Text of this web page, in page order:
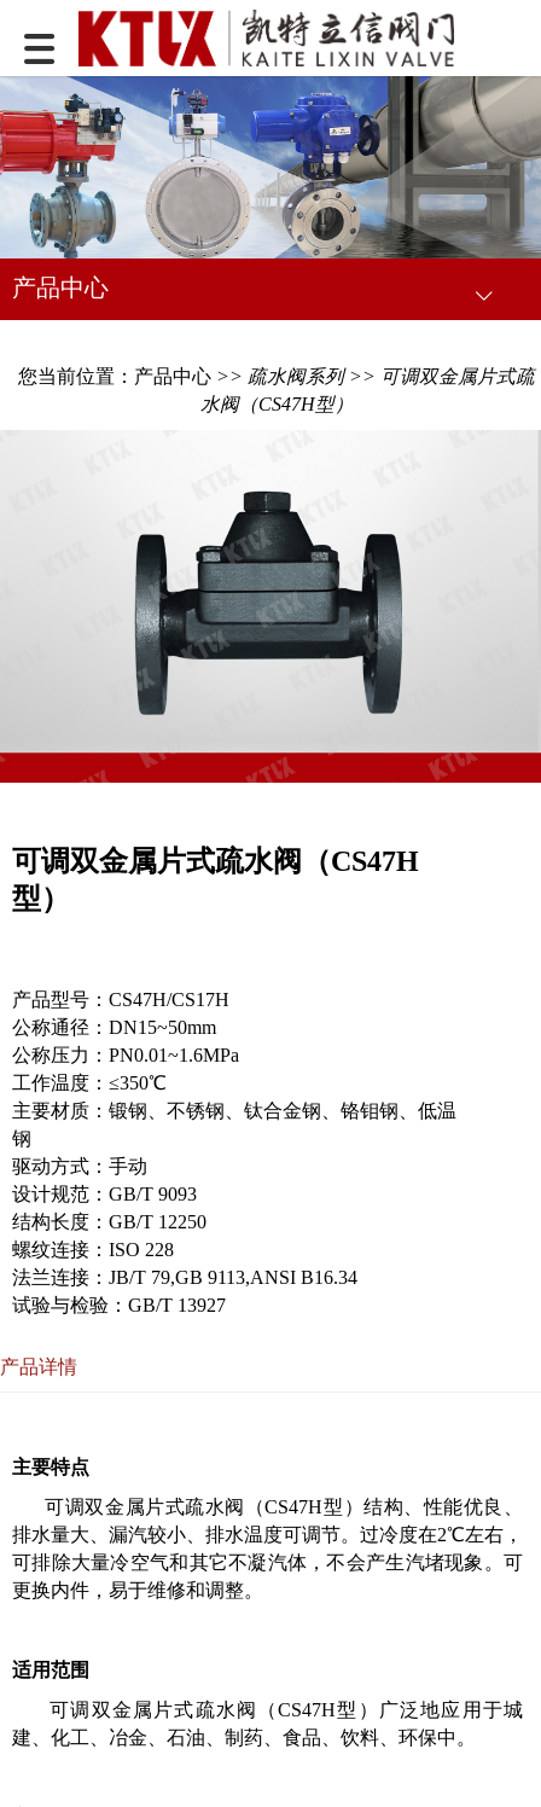
产品中心
您当前位置： 产品中心 >> 疏水阀系列>> 可调双金属片式疏
水阀（CS47H型）
可调双金属片式疏水阀（CS47H
型）
产品型号：CS47H/CS17H
公称通径：DN15~50mm
公称压力：PN0.01~1.6MPa
工作温度：≤350℃
主要材质：锻钢、不锈钢、钛合金钢、铬钼钢、低温
钢
驱动方式：手动
设计规范：GB/T 9093
结构长度：GB/T 12250
螺纹连接：ISO 228
法兰连接：JB/T 79,GB 9113,ANSI B16.34
试验与检验：GB/T 13927
产品详情
主要特点
可调双金属片式疏水阀（CS47H型）结构、性能优良、
排水量大、漏汽较小、排水温度可调节。过冷度在2℃左右，
可排除大量冷空气和其它不凝汽体，不会产生汽堵现象。可
更换内件，易于维修和调整。
适用范围
可调双金属片式疏水阀（CS47H型）广泛地应用于城
建、化工、冶金、石油、制药、食品、饮料、环保中。